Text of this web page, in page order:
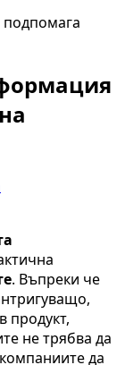
. Въпреки че
продукт,
не трябва да
да